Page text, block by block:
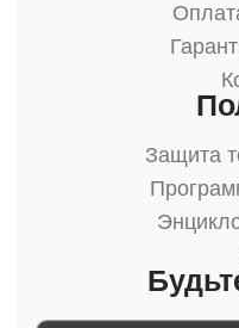
Защита